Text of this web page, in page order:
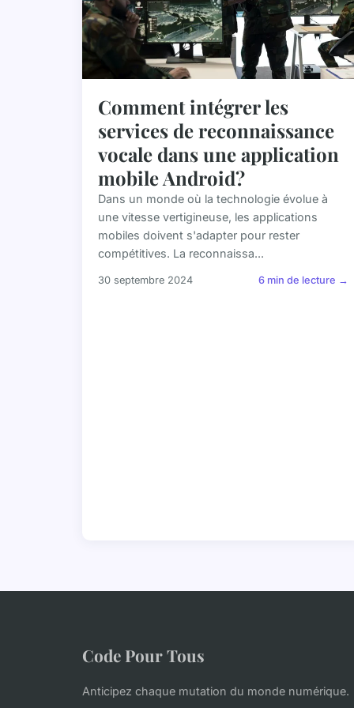
Comment intégrer les
services de reconnaissance
vocale dans une application
mobile Android?
Dans un monde où la technologie évolue à
une vitesse vertigineuse, les applications
mobiles doivent s'adapter pour rester
compétitives. La reconnaissa...
30 septembre 2024 6 min de lecture →
Code Pour Tous
Anticipez chaque mutation du monde numérique.